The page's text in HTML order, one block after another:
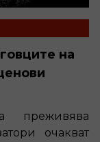
на
преживява
очакват